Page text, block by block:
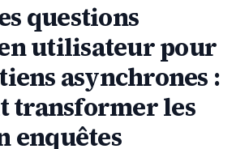
questions
utilisateur pour
asynchrones :
transformer les
enquêtes